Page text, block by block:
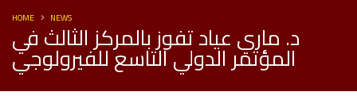
د. ماري عياد تفوز بالمركز الثالث في
المؤتمر الدولي التاسع للفيرولوجي
HOME NEWS